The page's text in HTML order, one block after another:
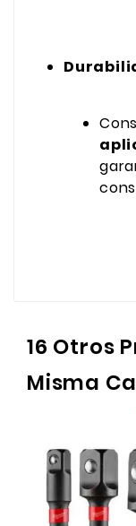
16 Otros
Misma